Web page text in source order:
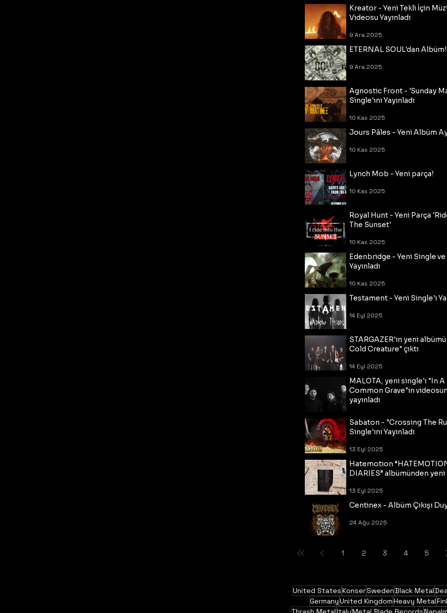
Kreator - Yeni Tekli İçin
Videosu Yayınladı
9 Ara 2025
ETERNAL SOUL'dan Albüm!
9 Ara 2025
Agnostic Front - 'Sunday
Single'ını Yayınladı
10 Kas 2025
Jours Pâles - Yeni Albüm
10 Kas 2025
Lynch Mob - Yeni parça!
10 Kas 2025
Royal Hunt - Yeni Parça
The Sunset'
10 Kas 2025
Edenbridge - Yeni Single
Yayınladı
10 Kas 2025
Testament - Yeni Single'ı
14 Eyl 2025
STARGAZER'ın yeni
Cold Creature" çıktı
14 Eyl 2025
MALOTA, yeni single'ı "In A
Common Grave"ın
yayınladı
Sabaton - "Crossing The
Single'ını Yayınladı
13 Eyl 2025
Hatemotion
DIARIES” albümünden
13 Eyl 2025
Centinex - Albüm Çıkışı
24 Ağu 2025
1 2 3 4 5
United StatesKonserSwedenBlack Metal
GermanyUnited KingdomHeavy Metal